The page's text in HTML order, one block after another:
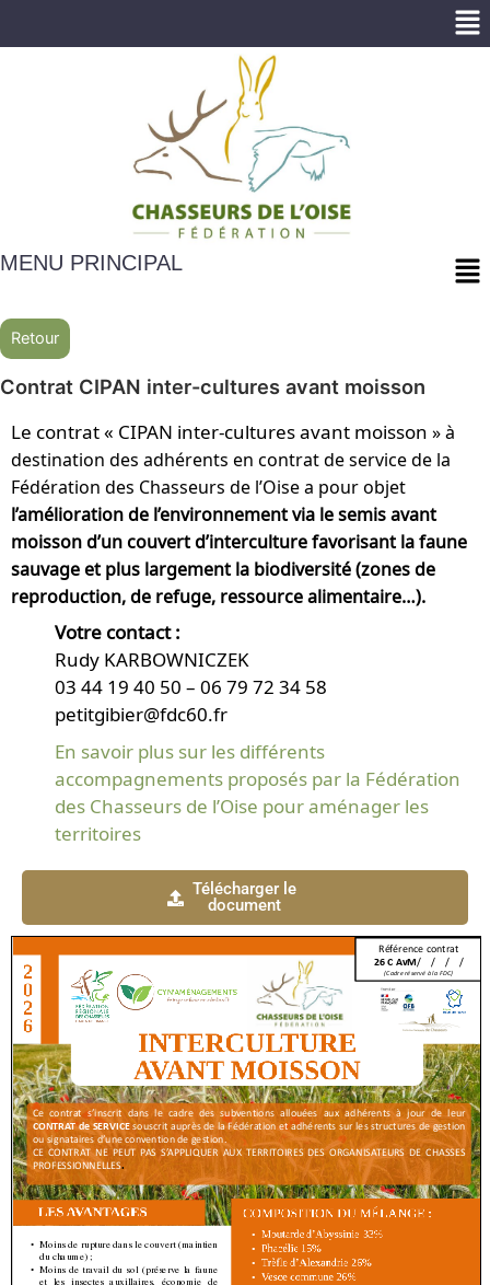
MENU PRINCIPAL
Retour
Contrat CIPAN inter-cultures avant moisson
Le contrat « CIPAN inter-cultures avant moisson » à
destination des adhérents en contrat de service de la
Fédération des Chasseurs de l’Oise a pour objet
l’amélioration de l’environnement via le semis avant
moisson d’un couvert d’interculture favorisant la faune
sauvage et plus largement la biodiversité (zones de
reproduction, de refuge, ressource alimentaire…).
Votre contact :
Rudy KARBOWNICZEK
03 44 19 40 50 – 06 79 72 34 58
petitgibier@fdc60.fr
En savoir plus sur les différents
accompagnements proposés par la Fédération
des Chasseurs de l’Oise pour aménager les
territoires
Télécharger le
document